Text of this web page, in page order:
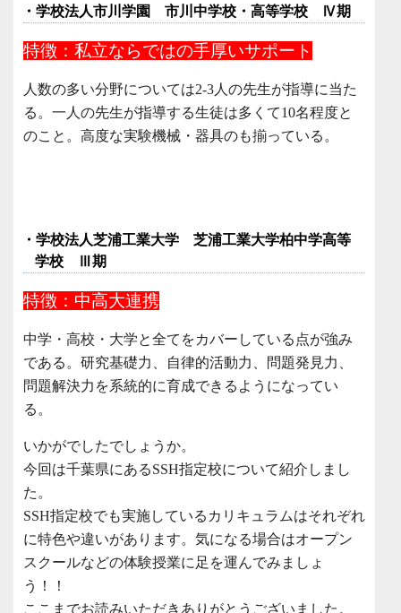
・学校法人市川学園 市川中学校・高等学校 Ⅳ期
特徴：私立ならではの手厚いサポート
人数の多い分野については2-3人の先生が指導に当た
る。一人の先生が指導する生徒は多くて10名程度と
のこと。高度な実験機械・器具のも揃っている。
・学校法人芝浦工業大学 芝浦工業大学柏中学高等
学校 Ⅲ期
特徴：中高大連携
中学・高校・大学と全てをカバーしている点が強み
である。研究基礎力、自律的活動力、問題発見力、
問題解決力を系統的に育成できるようになってい
る。
いかがでしたでしょうか。
今回は千葉県にあるSSH指定校について紹介しまし
た。
SSH指定校でも実施しているカリキュラムはそれぞれ
に特色や違いがあります。気になる場合はオープン
スクールなどの体験授業に足を運んでみましょ
う！！
ここまでお読みいただきありがとうございました。